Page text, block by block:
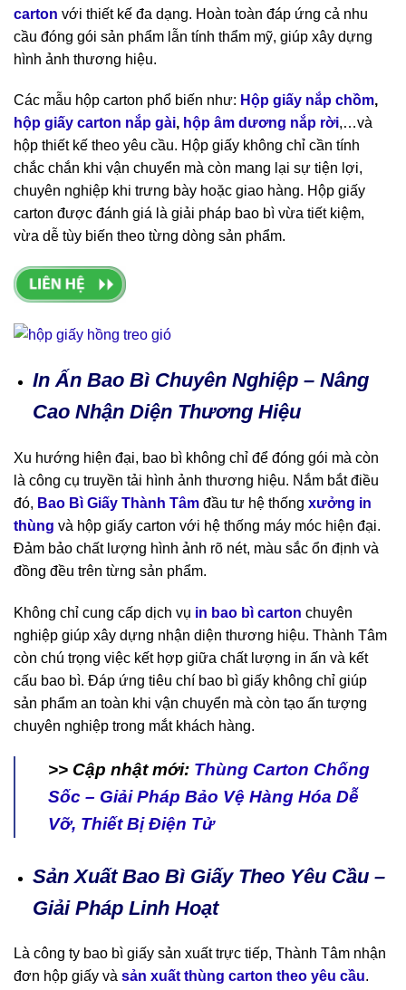
carton với thiết kế đa dạng. Hoàn toàn đáp ứng cả nhu
cầu đóng gói sản phẩm lẫn tính thẩm mỹ, giúp xây dựng
hình ảnh thương hiệu.
Các mẫu hộp carton phổ biến như: Hộp giấy nắp chồm,
hộp giấy carton nắp gài, hộp âm dương nắp rời,…và
hộp thiết kế theo yêu cầu. Hộp giấy không chỉ cần tính
chắc chắn khi vận chuyển mà còn mang lại sự tiện lợi,
chuyên nghiệp khi trưng bày hoặc giao hàng. Hộp giấy
carton được đánh giá là giải pháp bao bì vừa tiết kiệm,
vừa dễ tùy biến theo từng dòng sản phẩm.
In Ấn Bao Bì Chuyên Nghiệp – Nâng
Cao Nhận Diện Thương Hiệu
Xu hướng hiện đại, bao bì không chỉ để đóng gói mà còn
là công cụ truyền tải hình ảnh thương hiệu. Nắm bắt điều
đó, Bao Bì Giấy Thành Tâm đầu tư hệ thống xưởng in
thùng và hộp giấy carton với hệ thống máy móc hiện đại.
Đảm bảo chất lượng hình ảnh rõ nét, màu sắc ổn định và
đồng đều trên từng sản phẩm.
Không chỉ cung cấp dịch vụ in bao bì carton chuyên
nghiệp giúp xây dựng nhận diện thương hiệu. Thành Tâm
còn chú trọng việc kết hợp giữa chất lượng in ấn và kết
cấu bao bì. Đáp ứng tiêu chí bao bì giấy không chỉ giúp
sản phẩm an toàn khi vận chuyển mà còn tạo ấn tượng
chuyên nghiệp trong mắt khách hàng.
>> Cập nhật mới: Thùng Carton Chống
Sốc – Giải Pháp Bảo Vệ Hàng Hóa Dễ
Vỡ, Thiết Bị Điện Tử
Sản Xuất Bao Bì Giấy Theo Yêu Cầu –
Giải Pháp Linh Hoạt
Là công ty bao bì giấy sản xuất trực tiếp, Thành Tâm nhận
đơn hộp giấy và sản xuất thùng carton theo yêu cầu.